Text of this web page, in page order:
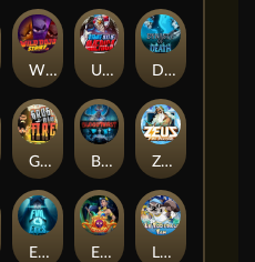
Eye of Medusa
Zeus Ze Zecond
Ultimate Slot of America Dynasty of Death
LE FOOTBALL FAN
Grug Make Fire
Wild Dojo Strike
Bloodthirst
Evil Eyes